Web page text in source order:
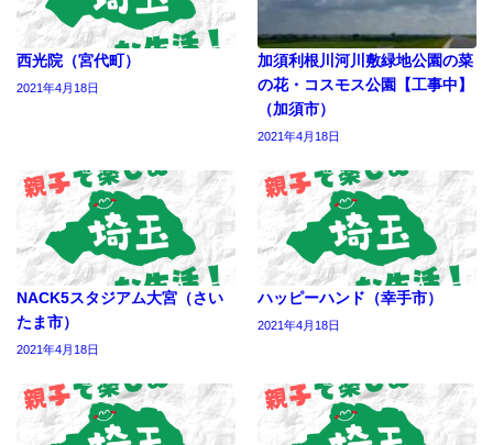
西光院（宮代町）
2021年4月18日
加須利根川河川敷緑地公園の菜
の花・コスモス公園【工事中】
（加須市）
2021年4月18日
NACK5スタジアム大宮（さい
たま市）
2021年4月18日
ハッピーハンド（幸手市）
2021年4月18日